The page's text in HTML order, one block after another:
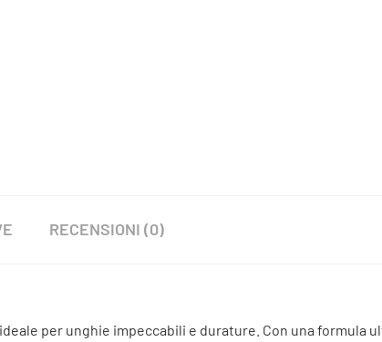
RECENSIONI (0)
per unghie impeccabili e durature. Con una formula